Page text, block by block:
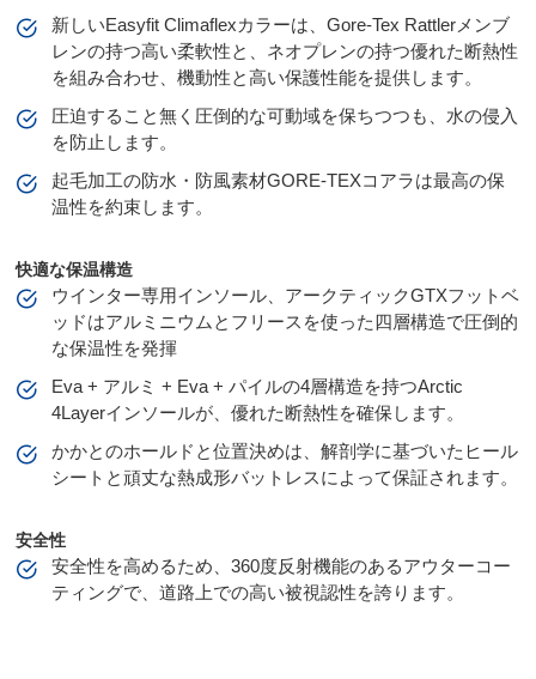
新しいEasyfit Climaflexカラーは、Gore-Tex Rattlerメンブ
レンの持つ高い柔軟性と、ネオプレンの持つ優れた断熱性
を組み合わせ、機動性と高い保護性能を提供します。
圧迫すること無く圧倒的な可動域を保ちつつも、水の侵入
を防止します。
起毛加工の防水・防風素材GORE-TEXコアラは最高の保
温性を約束します。
快適な保温構造
ウインター専用インソール、アークティックGTXフットベ
ッドはアルミニウムとフリースを使った四層構造で圧倒的
な保温性を発揮
Eva + アルミ + Eva + パイルの4層構造を持つArctic
4Layerインソールが、優れた断熱性を確保します。
かかとのホールドと位置決めは、解剖学に基づいたヒール
シートと頑丈な熱成形バットレスによって保証されます。
安全性
安全性を高めるため、360度反射機能のあるアウターコー
ティングで、道路上での高い被視認性を誇ります。